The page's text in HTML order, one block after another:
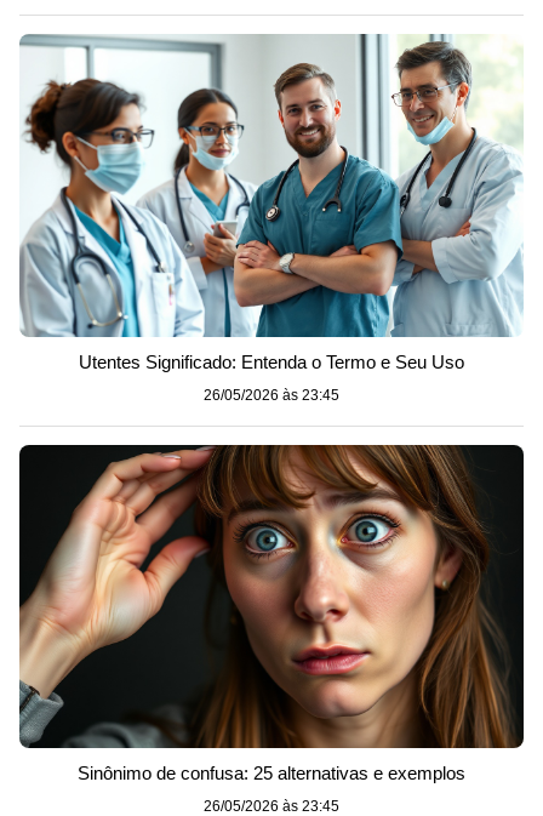
Utentes Significado: Entenda o Termo e Seu Uso
26/05/2026 às 23:45
Sinônimo de confusa: 25 alternativas e exemplos
26/05/2026 às 23:45